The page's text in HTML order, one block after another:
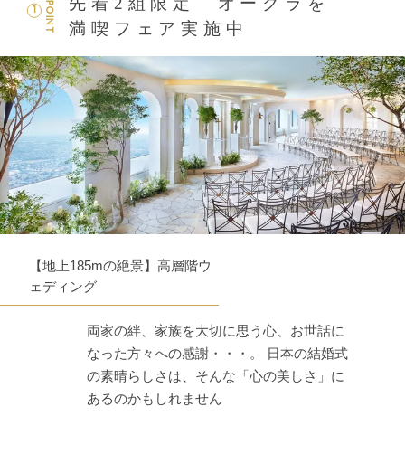
POINT
1
満喫フェア実施中
【地上185mの絶景】高層階ウ
ェディング
両家の絆、家族を大切に思う心、お世話に
なった方々への感謝・・・。 日本の結婚式
の素晴らしさは、そんな「心の美しさ」に
あるのかもしれません